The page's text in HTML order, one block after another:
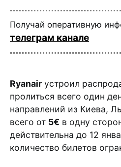
Получай оперативную
телеграм канале
Ryanair устроил
пролиться всего один
направлений из Киева,
всего от 5€ в одну
действительна до 12
количество билетов